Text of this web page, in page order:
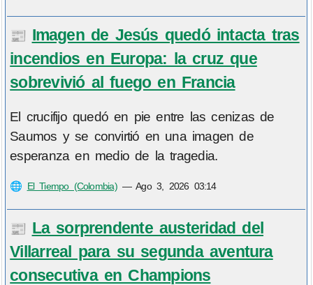
📰 Imagen de Jesús quedó intacta tras
incendios en Europa: la cruz que
sobrevivió al fuego en Francia
El crucifijo quedó en pie entre las cenizas de
Saumos y se convirtió en una imagen de
esperanza en medio de la tragedia.
🌐 El Tiempo (Colombia)—Ago 3, 2026 03:14
📰 La sorprendente austeridad del
Villarreal para su segunda aventura
consecutiva en Champions